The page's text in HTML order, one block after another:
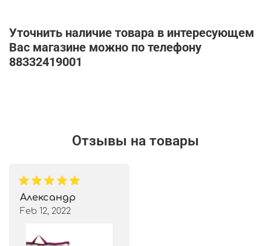
Уточнить наличие товара в интересующем
Вас магазине можно по телефону
88332419001
Отзывы на товары
Александр
Feb 12, 2022